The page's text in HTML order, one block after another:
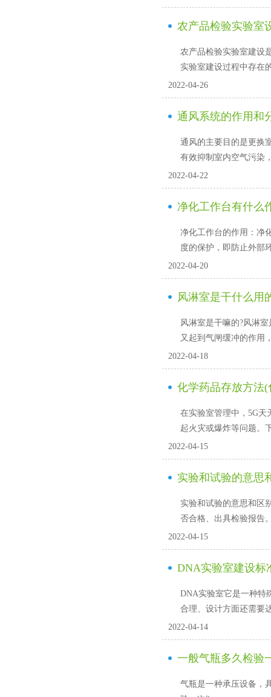
农产品检验实验室
农产品检验实验室建设
实验室建设过程中存在
2022-04-26
通风系统的作用和
通风的主要目的是更换室
有效抑制室内空气污染
2022-04-22
净化工作台有什么
净化工作台的作用：
度的保护，即防止外部环
2022-04-20
风淋室是干什么用
风淋室是干嘛的?风淋室
又起到气闸缓冲的作用
2022-04-18
化学药品存放方法
在实验室管理中，5G
起火灾或爆炸等问题
2022-04-15
实验和试验的意思
实验和试验的意思和区别
否合格、出具检验报告
2022-04-15
DNA实验室建设标
DNA实验室它是一种特殊
合理、设计方面还需要
2022-04-14
一般气瓶多久检验
气瓶是一种承压设备，